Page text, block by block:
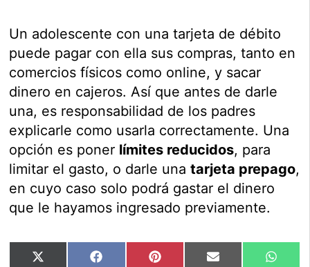
Un adolescente con una tarjeta de débito
puede pagar con ella sus compras, tanto en
comercios físicos como online, y sacar
dinero en cajeros. Así que antes de darle
una, es responsabilidad de los padres
explicarle como usarla correctamente. Una
opción es poner límites reducidos, para
limitar el gasto, o darle unatarjeta prepago,
en cuyo caso solo podrá gastar el dinero
que le hayamos ingresado previamente.
Compartir
X Compartir
Facebook Compartir
Pinterest Compartir
Email